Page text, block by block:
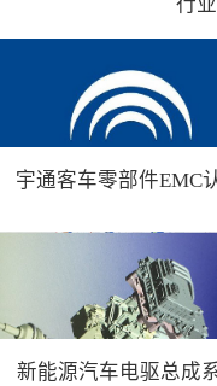
宇通客车零部件EMC
新能源汽车电驱总成